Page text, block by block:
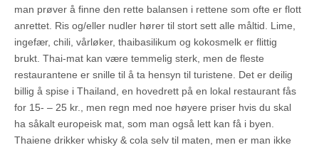
man prøver å finne den rette balansen i rettene som ofte er flott
anrettet. Ris og/eller nudler hører til stort sett alle måltid. Lime,
ingefær, chili, vårløker, thaibasilikum og kokosmelk er flittig
brukt. Thai-mat kan være temmelig sterk, men de fleste
restaurantene er snille til å ta hensyn til turistene. Det er deilig
billig å spise i Thailand, en hovedrett på en lokal restaurant fås
for 15- – 25 kr., men regn med noe høyere priser hvis du skal
ha såkalt europeisk mat, som man også lett kan få i byen.
Thaiene drikker whisky & cola selv til maten, men er man ikke